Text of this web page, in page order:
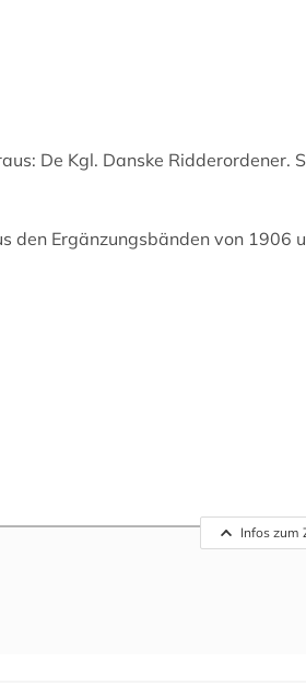
De Kgl. Danske Ridderordener.
den Ergänzungsbänden von 1906
Infos zum